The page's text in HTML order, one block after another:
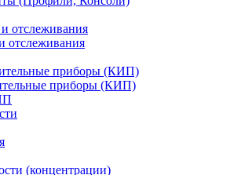
и отслеживания
отслеживания
приборы (КИП)
приборы (КИП)
(концентрации)